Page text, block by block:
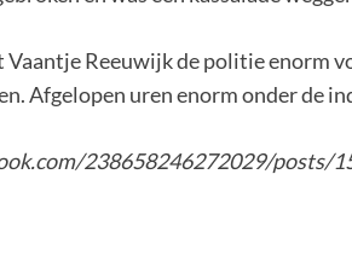
Reeuwijk de politie enorm
Afgelopen uren enorm onder de
238658246272029/posts/